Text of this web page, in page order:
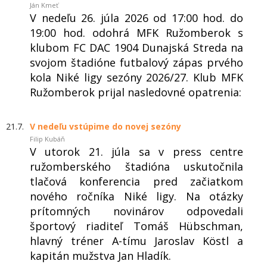
Ján Kmeť
V nedeľu 26. júla 2026 od 17:00 hod. do
19:00 hod. odohrá MFK Ružomberok s
klubom FC DAC 1904 Dunajská Streda na
svojom štadióne futbalový zápas prvého
kola Niké ligy sezóny 2026/27. Klub MFK
Ružomberok prijal nasledovné opatrenia:
21.7. V nedeľu vstúpime do novej sezóny
Filip Kubáň
V utorok 21. júla sa v press centre
ružomberského štadióna uskutočnila
tlačová konferencia pred začiatkom
nového ročníka Niké ligy. Na otázky
prítomných novinárov odpovedali
športový riaditeľ Tomáš Hübschman,
hlavný tréner A-tímu Jaroslav Köstl a
kapitán mužstva Jan Hladík.